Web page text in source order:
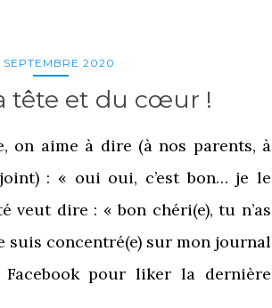
SEPTEMBRE 2020
tête et du cœur !
on aime à dire (à nos parents, à
: « oui oui, c’est bon… je le
veut dire : « bon chéri(e), tu n’as
suis concentré(e) sur mon journal
pour liker la dernière